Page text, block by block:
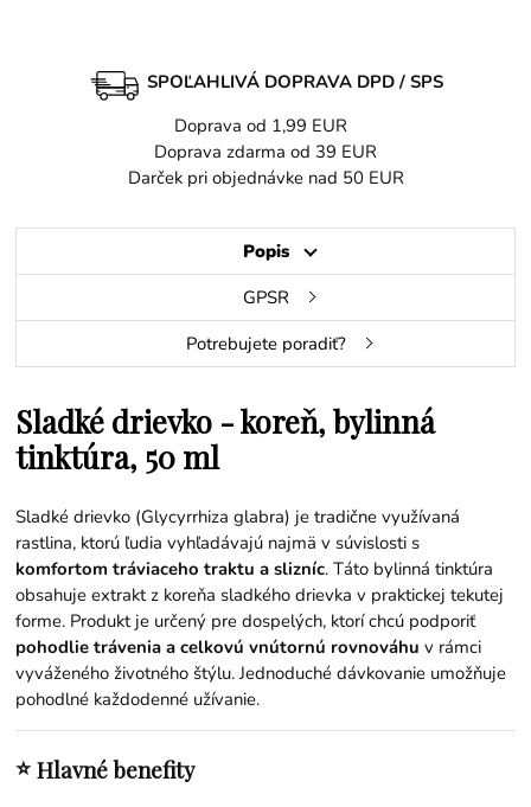
SPOĽAHLIVÁ DOPRAVA DPD / SPS
Doprava od 1,99 EUR
Doprava zdarma od 39 EUR
Darček pri objednávke nad 50 EUR
Popis
GPSR
Potrebujete poradiť?
Sladké drievko - koreň, bylinná
tinktúra, 50 ml
Sladké drievko (Glycyrrhiza glabra) je tradične využívaná
rastlina, ktorú ľudia vyhľadávajú najmä v súvislosti s
komfortom tráviaceho traktu a slizníc. Táto bylinná tinktúra
obsahuje extrakt z koreňa sladkého drievka v praktickej tekutej
forme. Produkt je určený pre dospelých, ktorí chcú podporiť
pohodlie trávenia a celkovú vnútornú rovnováhu v rámci
vyváženého životného štýlu. Jednoduché dávkovanie umožňuje
pohodlné každodenné užívanie.
⭐Hlavné benefity